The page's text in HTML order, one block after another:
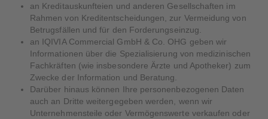
an Kreditauskunfteien und anderen Gesellschaften im
Rahmen von Kreditentscheidungen, zur Vermeidung von
Betrugsfällen und für den Forderungseinzug.
an IQIVIA Commercial GmbH & Co. OHG geben wir
Informationen über die Spezialisierung von medizinischen
Fachkräften (wie insbesondere Ärzte und Apotheker) zum
Zwecke der Information und Beratung.
Darüber hinaus können Ihre personenbezogenen Daten
auch an Dritte weitergegeben werden, wenn wir
Unternehmensteile oder Vermögenswerte verkaufen oder